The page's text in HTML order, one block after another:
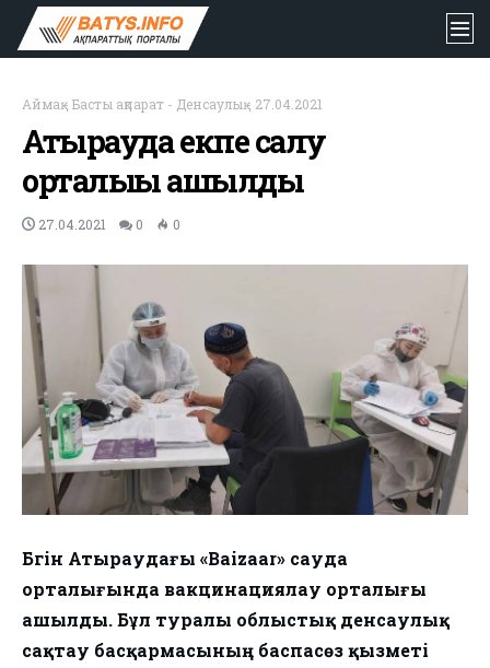
Аймақ- Басты ақпарат - Денсаулық- 27.04.2021
Атырауда екпе салу
орталығы ашылды
27.04.2021 0 0
Бүгін Атыраудағы «Baizaar» сауда
орталығында вакцинациялау орталығы
ашылды. Бұл туралы облыстық денсаулық
сақтау басқармасының баспасөз қызметі